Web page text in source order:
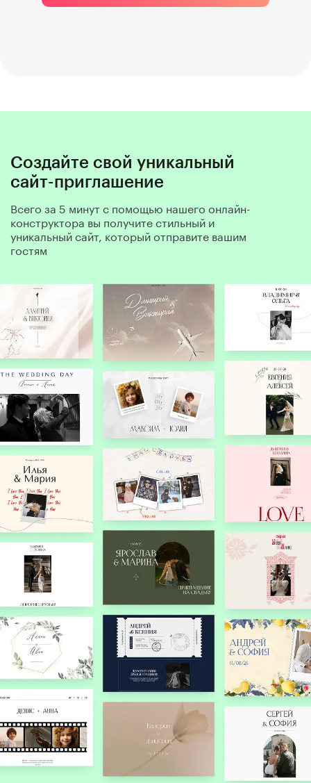
Создайте свой уникальный
сайт-приглашение
Всего за 5 минут с помощью нашего онлайн-
конструктора вы получите стильный и
уникальный сайт, который отправите вашим
гостям